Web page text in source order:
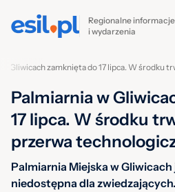
Regionalne informacje
i wydarzenia
Gliwicach zamknięta do 17 lipca. W środku
Palmiarnia w
17 lipca. W środku
przerwa
Palmiarnia Miejska w
niedostępna dla